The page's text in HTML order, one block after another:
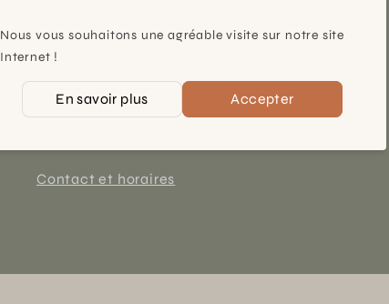
Plan-les-Ouates
À 15mn du centre de Genève
Chemin des Charrotons 25
1228 Plan-les-Ouates (GE)
Contact et horaires
Nous vous souhaitons une agréable visite sur notre site
Internet !
En savoir plus Accepter